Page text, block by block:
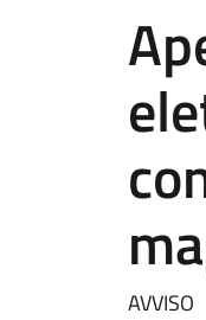
AVVISO